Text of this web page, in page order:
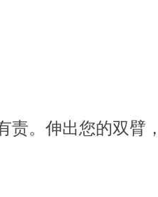
。伸出您的双臂